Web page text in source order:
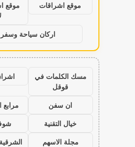
موقع اشراقات
موقع
اركان سياحة وسفر
مسك الكلمات في
قوقل
ان سفن
مرابع
خيال التقنية
مجلة الاسهم